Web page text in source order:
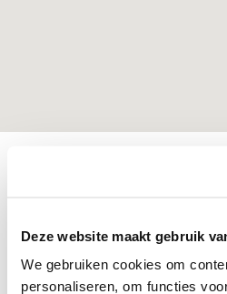
Deze website maakt gebruik
We gebruiken cookies om
personaliseren, om functies